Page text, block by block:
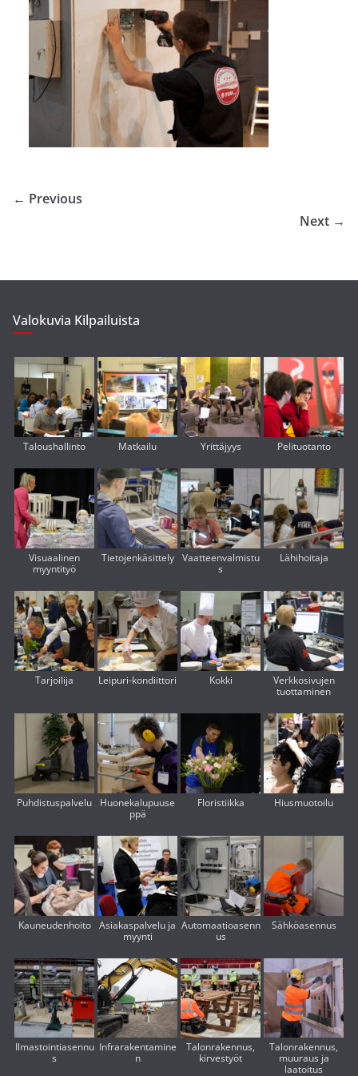
← Previous
Next →
Valokuvia Kilpailuista
Taloushallinto Matkailu Yrittäjyys Pelituotanto
Visuaalinen
myyntityö
Tietojenkäsittely
Vaatteenvalmistu
s
Lähihoitaja
Tarjoilija Leipuri-kondiittori Kokki
Verkkosivujen
tuottaminen
Puhdistuspalvelu
Huonekalupuuse
ppä
Floristiikka Hiusmuotoilu
Kauneudenhoito
Asiakaspalvelu ja
myynti
Automaatioasenn
us
Sähköasennus
Ilmastointiasennu
s
Infrarakentamine
n
Talonrakennus,
kirvestyöt
Talonrakennus,
muuraus ja
laatoitus